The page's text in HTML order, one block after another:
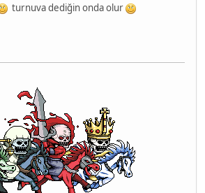
turnuva dediğin onda olur